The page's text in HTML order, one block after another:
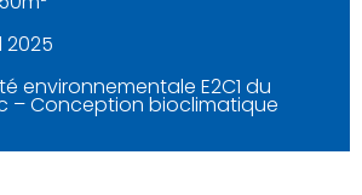
2025
environnementale E2C1 du
– Conception bioclimatique